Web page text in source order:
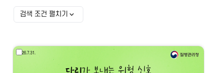
검색 조건 선택
검색 조건 펼치기